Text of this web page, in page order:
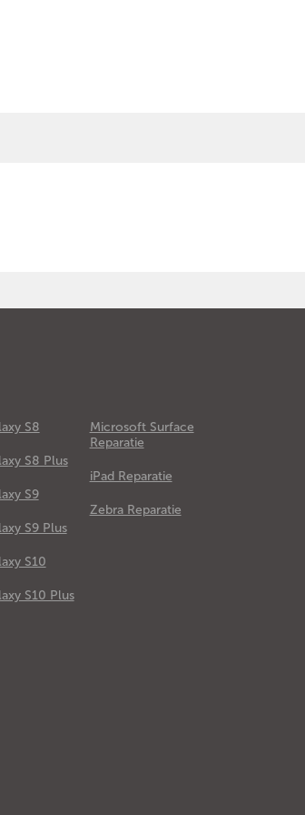
S8
S8 Plus
S9
S9 Plus
S10
S10 Plus
Microsoft Surface
Reparatie
iPad Reparatie
Zebra Reparatie